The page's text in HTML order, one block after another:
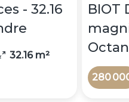
- 32.16
32.16 m²
BIOT
280